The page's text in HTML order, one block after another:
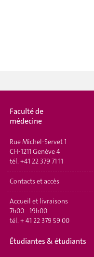
Faculté de
médecine
Rue Michel-Servet 1
CH-1211 Genève 4
tél. +41 22 379 71 11
Contacts et accès
Accueil et livraisons
7h00 - 19h00
tél. + 41 22 379 59 00
Étudiantes & étudiants